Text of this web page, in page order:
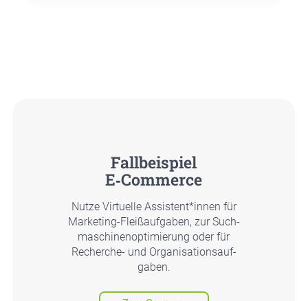
Fall­bei­spiel
E‑Commerce
Nut­ze Vir­tu­el­le Assistent*innen für
Mar­ke­ting-Fleiß­auf­ga­ben, zur Such­
ma­schi­nen­op­ti­mie­rung oder für
Recher­che- und Orga­ni­sa­ti­ons­auf­
ga­ben.